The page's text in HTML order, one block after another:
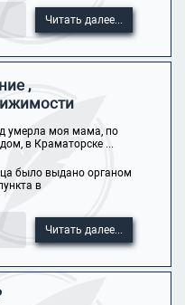
Читать далее...
,
умерла моя мама, по
в Краматорске ...
было выдано органом
в
Читать далее...